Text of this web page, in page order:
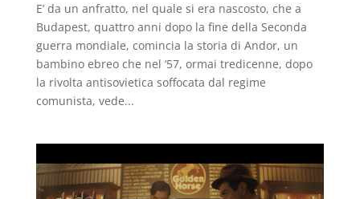
E’ da un anfratto, nel quale si era nascosto, che a
Budapest, quattro anni dopo la fine della Seconda
guerra mondiale, comincia la storia di Andor, un
bambino ebreo che nel ‘57, ormai tredicenne, dopo
la rivolta antisovietica soffocata dal regime
comunista, vede...